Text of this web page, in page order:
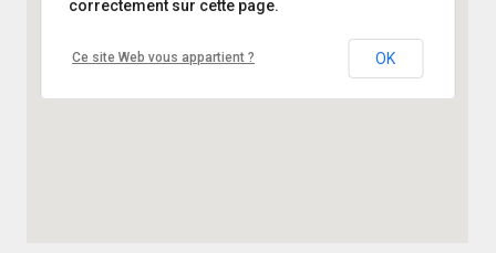
correctement sur cette page.
Ce site Web vous appartient ? OK